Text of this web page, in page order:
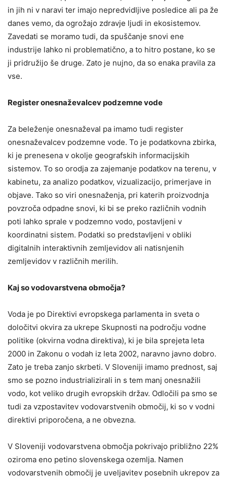
in jih ni v naravi ter imajo nepredvidljive posledice ali pa že
danes vemo, da ogrožajo zdravje ljudi in ekosistemov.
Zavedati se moramo tudi, da spuščanje snovi ene
industrije lahko ni problematično, a to hitro postane, ko se
ji pridružijo še druge. Zato je nujno, da so enaka pravila za
vse.
Register onesnaževalcev podzemne vode
Za beleženje onesnaževal pa imamo tudi register
onesnaževalcev podzemne vode. To je podatkovna zbirka,
ki je prenesena v okolje geografskih informacijskih
sistemov. To so orodja za zajemanje podatkov na terenu, v
kabinetu, za analizo podatkov, vizualizacijo, primerjave in
objave. Tako so viri onesnaženja, pri katerih proizvodnja
povzroča odpadne snovi, ki bi se preko različnih vodnih
poti lahko sprale v podzemno vodo, postavljeni v
koordinatni sistem. Podatki so predstavljeni v obliki
digitalnih interaktivnih zemljevidov ali natisnjenih
zemljevidov v različnih merilih.
Kaj so vodovarstvena območja?
Voda je po Direktivi evropskega parlamenta in sveta o
določitvi okvira za ukrepe Skupnosti na področju vodne
politike (okvirna vodna direktiva), ki je bila sprejeta leta
2000 in Zakonu o vodah iz leta 2002, naravno javno dobro.
Zato je treba zanjo skrbeti. V Sloveniji imamo prednost, saj
smo se pozno industrializirali in s tem manj onesnažili
vodo, kot veliko drugih evropskih držav. Odločili pa smo se
tudi za vzpostavitev vodovarstvenih območij, ki so v vodni
direktivi priporočena, a ne obvezna.
V Sloveniji vodovarstvena območja pokrivajo približno 22%
oziroma eno petino slovenskega ozemlja. Namen
vodovarstvenih območij je uveljavitev posebnih ukrepov za